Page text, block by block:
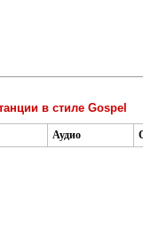
в стиле Gospel
Аудио